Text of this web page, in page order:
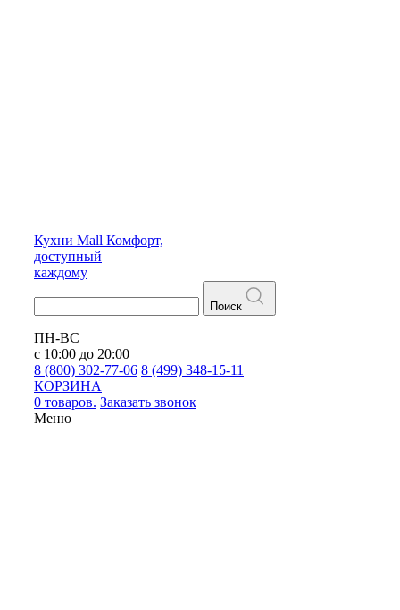
Кухни Mall Комфорт,
доступный
каждому
Поиск
ПН-ВС
с 10:00 до 20:00
8 (800) 302-77-06 8 (499) 348-15-11
КОРЗИНА
0 товаров. Заказать звонок
Меню